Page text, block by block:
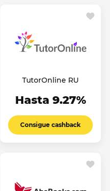
TutorOnline RU
Hasta 9.27%
Consigue cashback